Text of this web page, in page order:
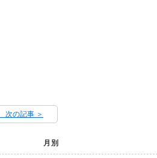
次の記事 ＞
月別